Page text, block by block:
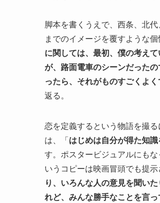
脚本を書くうえで、西条、北
までのイメージを覆すような
に関しては、最初、僕の考え
が、路面電車のシーンだった
ったら、それがものすごくよ
返る。
恋を定義するという物語を撮
は、「はじめは自分が得た知
す。ポスタービジュアルにも
いうコピーは映画冒頭でも提
り、いろんな人の意見を聞い
れど、みんな勝手なことを言